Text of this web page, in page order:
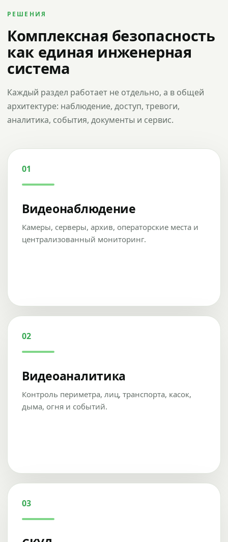
РЕШЕНИЯ
Комплексная безопасность
как единая инженерная
система
Каждый раздел работает не отдельно, а в общей
архитектуре: наблюдение, доступ, тревоги,
аналитика, события, документы и сервис.
01
Видеонаблюдение
Камеры, серверы, архив, операторские места и
централизованный мониторинг.
02
Видеоаналитика
Контроль периметра, лиц, транспорта, касок,
дыма, огня и событий.
03